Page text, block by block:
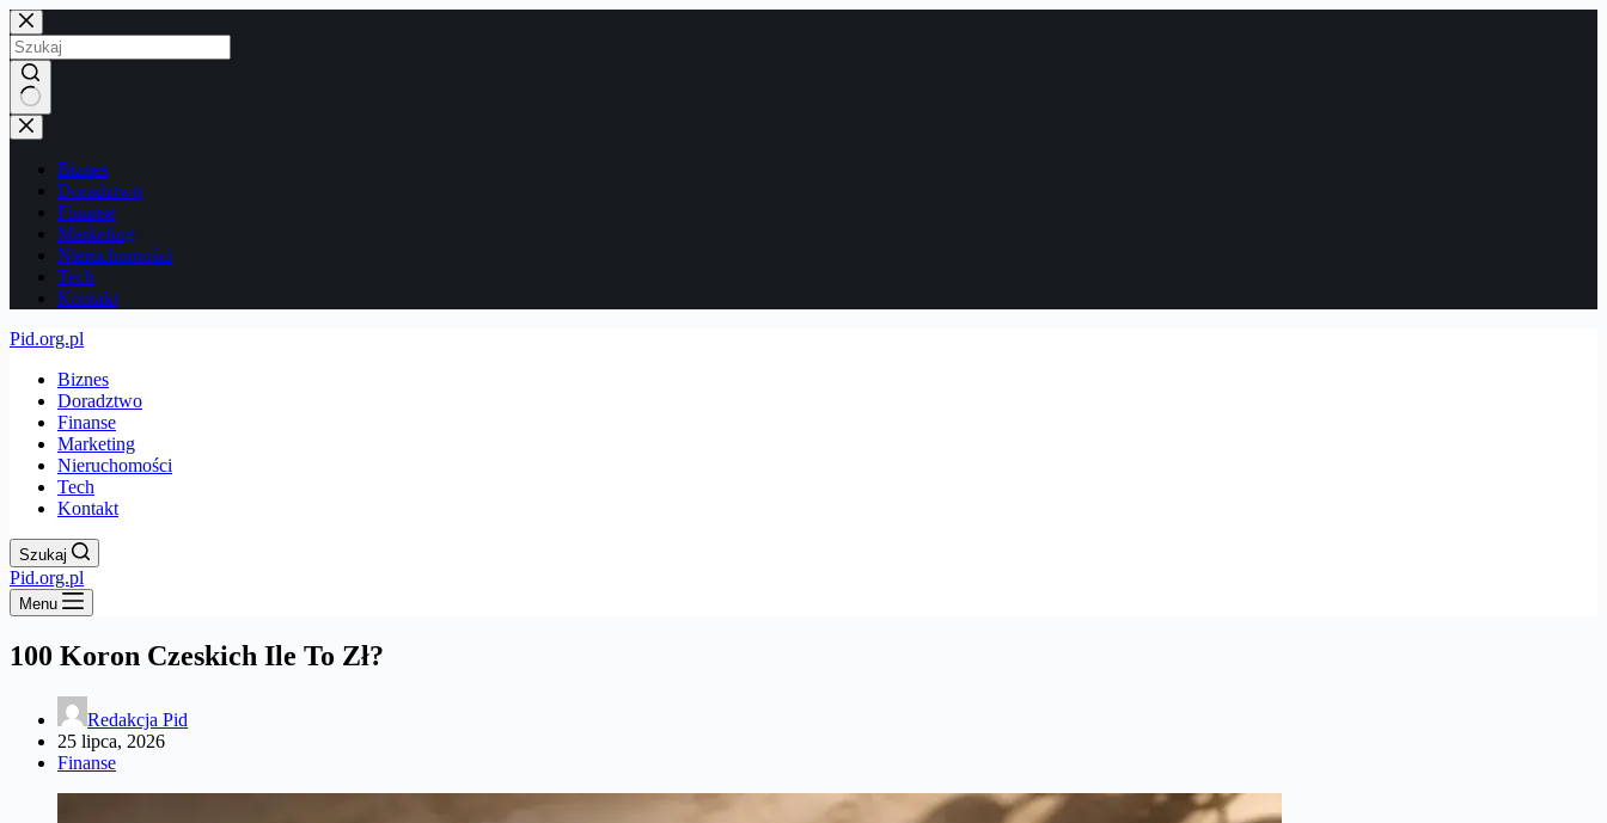
Przejdź
do
treści
Brak
wyników
Biznes
Doradztwo
Finanse
Marketing
Nieruchomości
Tech
Kontakt
Pid.org.pl
Biznes
Doradztwo
Finanse
Marketing
Nieruchomości
Tech
Kontakt
Szukaj
Pid.org.pl
Menu
100 Koron Czeskich Ile To Zł?
Redakcja Pid
25 lipca, 2026
Finanse